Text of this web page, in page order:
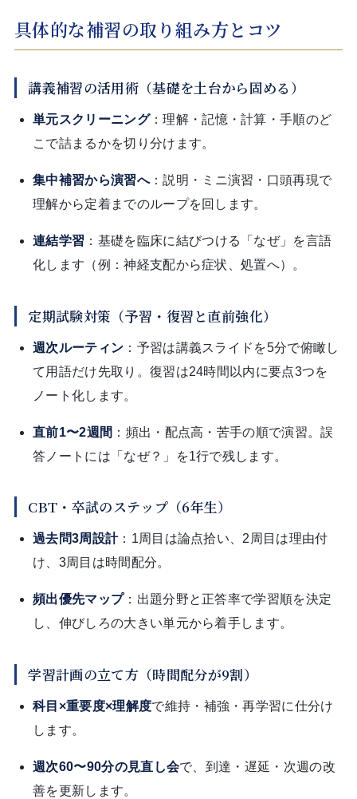
具体的な補習の取り組み方とコツ
講義補習の活用術（基礎を土台から固める）
単元スクリーニング：理解・記憶・計算・手順のど
こで詰まるかを切り分けます。
集中補習から演習へ：説明・ミニ演習・口頭再現で
理解から定着までのループを回します。
連結学習 ：基礎を臨床に結びつける「なぜ」を言語
化します（例：神経支配から症状、処置へ）。
定期試験対策（予習・復習と直前強化）
週次ルーティン ：予習は講義スライドを5分で俯瞰し
て用語だけ先取り。復習は24時間以内に要点3つを
ノート化します。
直前1〜2週間 ：頻出・配点高・苦手の順で演習。誤
答ノートには「なぜ？」を1行で残します。
CBT・卒試のステップ（6年生）
過去問3周設計：1周目は論点拾い、2周目は理由付
け、3周目は時間配分。
頻出優先マップ：出題分野と正答率で学習順を決定
し、伸びしろの大きい単元から着手します。
学習計画の立て方（時間配分が9割）
科目×重要度×理解度で維持・補強・再学習に仕分け
します。
週次60〜90分の見直し会で、到達・遅延・次週の改
善を更新します。